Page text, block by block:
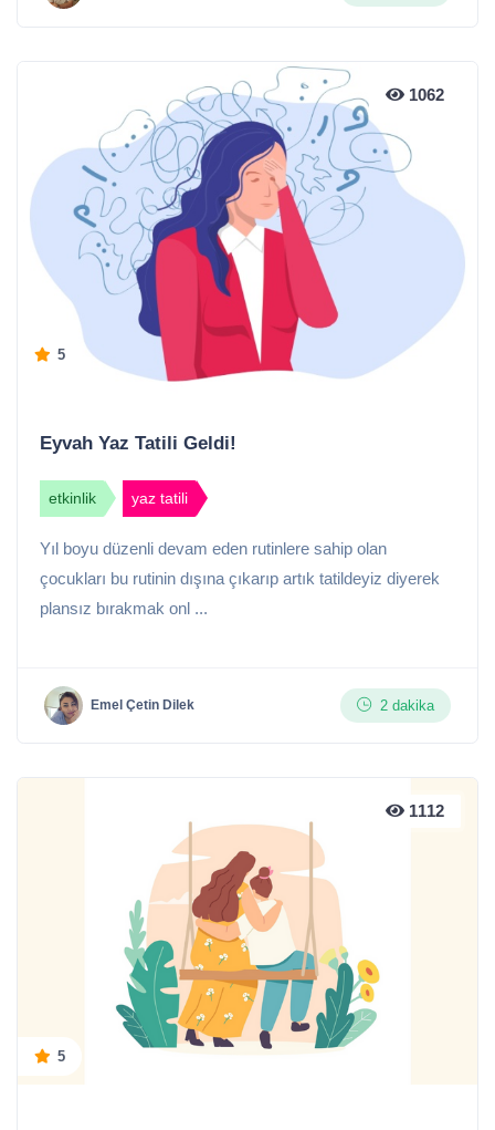
1062
5
Eyvah Yaz Tatili Geldi!
etkinlik yaz tatili
Yıl boyu düzenli devam eden rutinlere sahip olan
çocukları bu rutinin dışına çıkarıp artık tatildeyiz diyerek
plansız bırakmak onl ...
Emel Çetin Dilek 2 dakika
1112
5